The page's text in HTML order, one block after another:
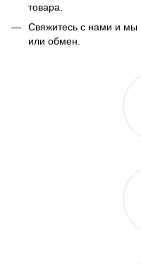
товара.
Свяжитесь с нами и
или обмен.